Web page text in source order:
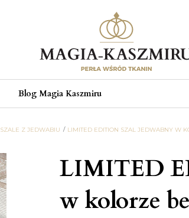
Blog Magia Kaszmiru
SZALE Z JEDWABIU LIMITED EDITION SZAL JEDWABNY W
LIMITED
w kolorze